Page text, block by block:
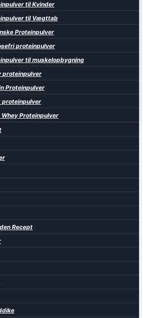
til Kvinder
til Vægttab
Proteinpulver
proteinpulver
til muskelopbygning
proteinpulver
Proteinpulver
proteinpulver
Whey Proteinpulver
Recept